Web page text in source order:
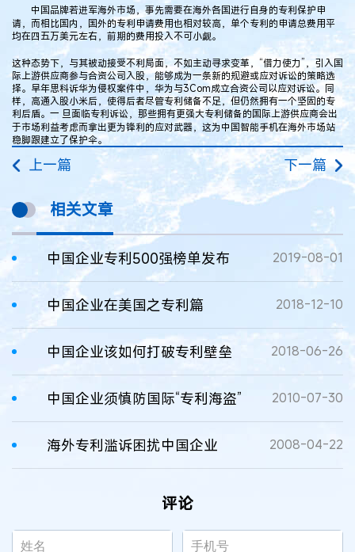
中国品牌若进军海外市场，事先需要在海外各国进行自身的专利保护申
请，而相比国内，国外的专利申请费用也相对较高，单个专利的申请总费用平
均在四五万美元左右，前期的费用投入不可小觑。
这种态势下，与其被动接受不利局面，不如主动寻求变革，“借力使力”，引入国
际上游供应商参与合资公司入股，能够成为一条新的规避或应对诉讼的策略选
择。早年思科诉华为侵权案件中，华为与3Com成立合资公司以应对诉讼。同
样，高通入股小米后，使得后者尽管专利储备不足，但仍然拥有一个坚固的专
利后盾。一 旦面临专利诉讼，那些拥有更强大专利储备的国际上游供应商会出
于市场利益考虑而拿出更为锋利的应对武器，这为中国智能手机在海外市场站
稳脚跟建立了保护伞。
上一篇 下一篇
相关文章
中国企业专利500强榜单发布 2019-08-01
中国企业在美国之专利篇 2018-12-10
中国企业该如何打破专利壁垒 2018-06-26
中国企业须慎防国际“专利海盗” 2010-07-30
海外专利滥诉困扰中国企业 2008-04-22
评论